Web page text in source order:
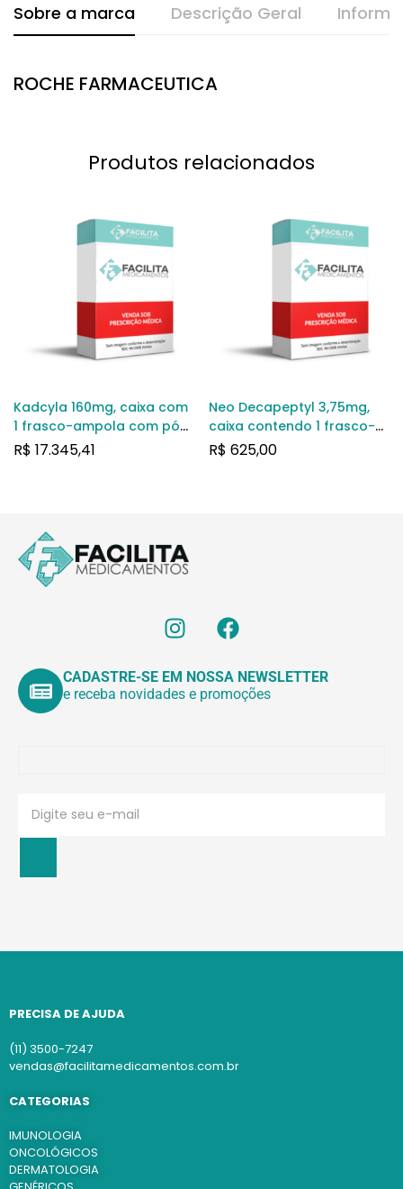
Sobre a marca Descrição Geral
ROCHE FARMACEUTICA
Produtos relacionados
Kadcyla 160mg, caixa com
1 frasco-ampola com pó
para solução de uso
R$ 17.345,41
Neo Decapeptyl 3,75mg,
caixa contendo 1 frasco-
ampola com pó para
R$ 625,00
CADASTRE-SE EM NOSSA NEWSLETTER
e receba novidades e promoções
PRECISA DE AJUDA
(11) 3500-7247
vendas@facilitamedicamentos.com.br
CATEGORIAS
IMUNOLOGIA
ONCOLÓGICOS
DERMATOLOGIA